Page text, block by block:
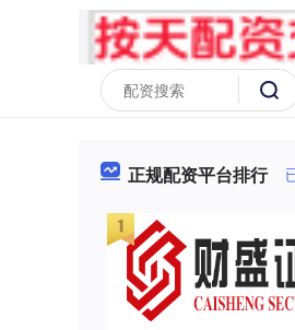
正规配资平台排行